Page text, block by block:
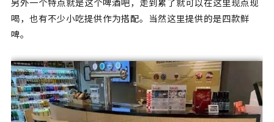
另外一个特点就是这个啤酒吧，走到累了就可以在这里现点现
喝，也有不少小吃提供作为搭配。当然这里提供的是四款鲜
啤。